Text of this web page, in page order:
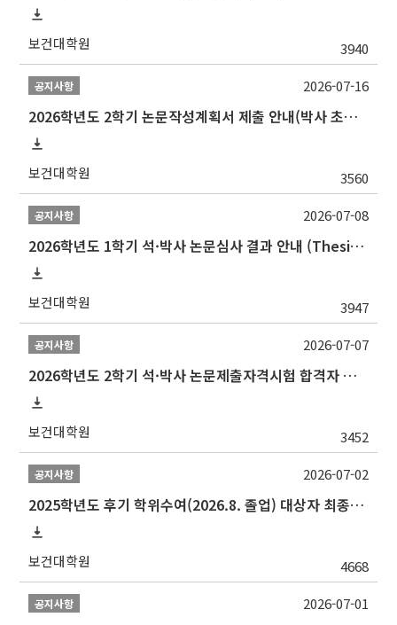
보건대학원 3940
공지사항
2026학년도 2학기 논문작성계획서 제출 안내(박사 초심 일정 포함)_Thesis Proposal
보건대학원 3560
2026-07-16
공지사항
2026학년도 1학기 석·박사 논문심사 결과 안내 (Thesis Defense Result)
보건대학원 3947
2026-07-08
공지사항
2026학년도 2학기 석·박사 논문제출자격시험 합격자 공고(TSQ Exam Result)
보건대학원 3452
2026-07-07
공지사항
2025학년도 후기 학위수여(2026.8. 졸업) 대상자 최종인준 논문 제출 안내
보건대학원 4668
2026-07-02
공지사항 2026-07-01